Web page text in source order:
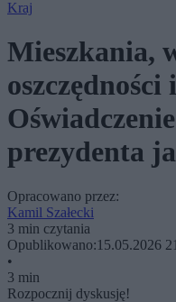
Kraj
Mieszkania,
prezydenta
Opracowano przez:
Kamil Szałecki
3 min czytania
Opublikowano:15.05.2026
•
3 min
Rozpocznij dyskusję!